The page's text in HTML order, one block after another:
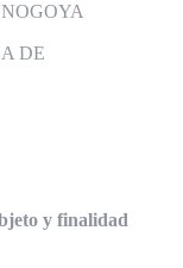
DE
y finalidad